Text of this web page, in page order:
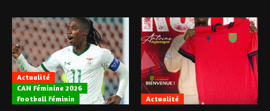
Actualité
CAN Féminine 2026
Football Féminin
Actualité